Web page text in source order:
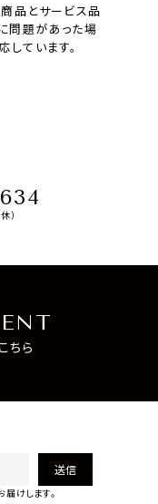
品とサービス品
問題があった場
しています。
）
ちら
送信
けします。